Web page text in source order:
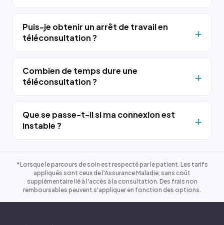
Puis-je obtenir un arrêt de travail en
téléconsultation ?
Combien de temps dure une
téléconsultation ?
Que se passe-t-il si ma connexion est
instable ?
*Lorsque le parcours de soin est respecté par le patient. Les tarifs
appliqués sont ceux de l'Assurance Maladie, sans coût
supplémentaire lié à l'accès à la consultation. Des frais non
remboursables peuvent s'appliquer en fonction des options.